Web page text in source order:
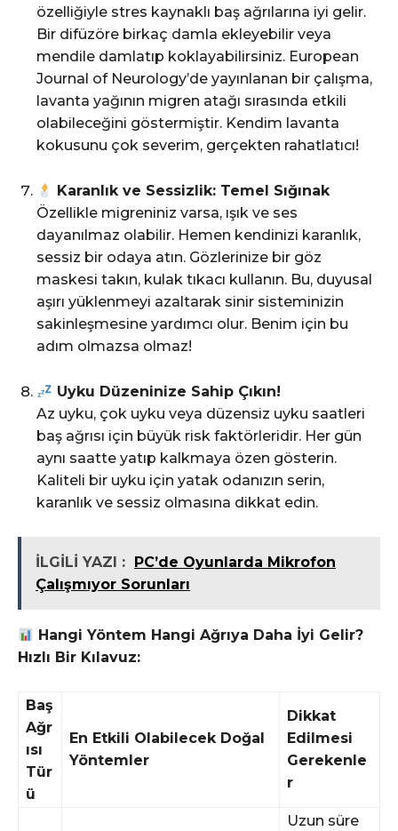
özelliğiyle stres kaynaklı baş ağrılarına iyi gelir.
Bir difüzöre birkaç damla ekleyebilir veya
mendile damlatıp koklayabilirsiniz. European
Journal of Neurology’de yayınlanan bir çalışma,
lavanta yağının migren atağı sırasında etkili
olabileceğini göstermiştir. Kendim lavanta
kokusunu çok severim, gerçekten rahatlatıcı!
Karanlık ve Sessizlik: Temel Sığınak
Özellikle migreniniz varsa, ışık ve ses
dayanılmaz olabilir. Hemen kendinizi karanlık,
sessiz bir odaya atın. Gözlerinize bir göz
maskesi takın, kulak tıkacı kullanın. Bu, duyusal
aşırı yüklenmeyi azaltarak sinir sisteminizin
sakinleşmesine yardımcı olur. Benim için bu
adım olmazsa olmaz!
Uyku Düzeninize Sahip Çıkın!
Az uyku, çok uyku veya düzensiz uyku saatleri
baş ağrısı için büyük risk faktörleridir. Her gün
aynı saatte yatıp kalkmaya özen gösterin.
Kaliteli bir uyku için yatak odanızın serin,
karanlık ve sessiz olmasına dikkat edin.
İLGİLİ YAZI :
PC’de Oyunlarda Mikrofon
Çalışmıyor Sorunları
Hangi Yöntem Hangi Ağrıya Daha İyi Gelir?
Hızlı Bir Kılavuz:
Baş
Ağr
ısı
Tür
ü
En Etkili Olabilecek Doğal
Yöntemler
Dikkat
Edilmesi
Gerekenle
r
Uzun süre